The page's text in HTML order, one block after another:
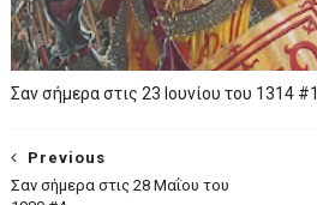
Σαν σήμερα στις 23 Ιουνίου του 1314 #1
Previous
Σαν σήμερα στις 28 Μαΐου του